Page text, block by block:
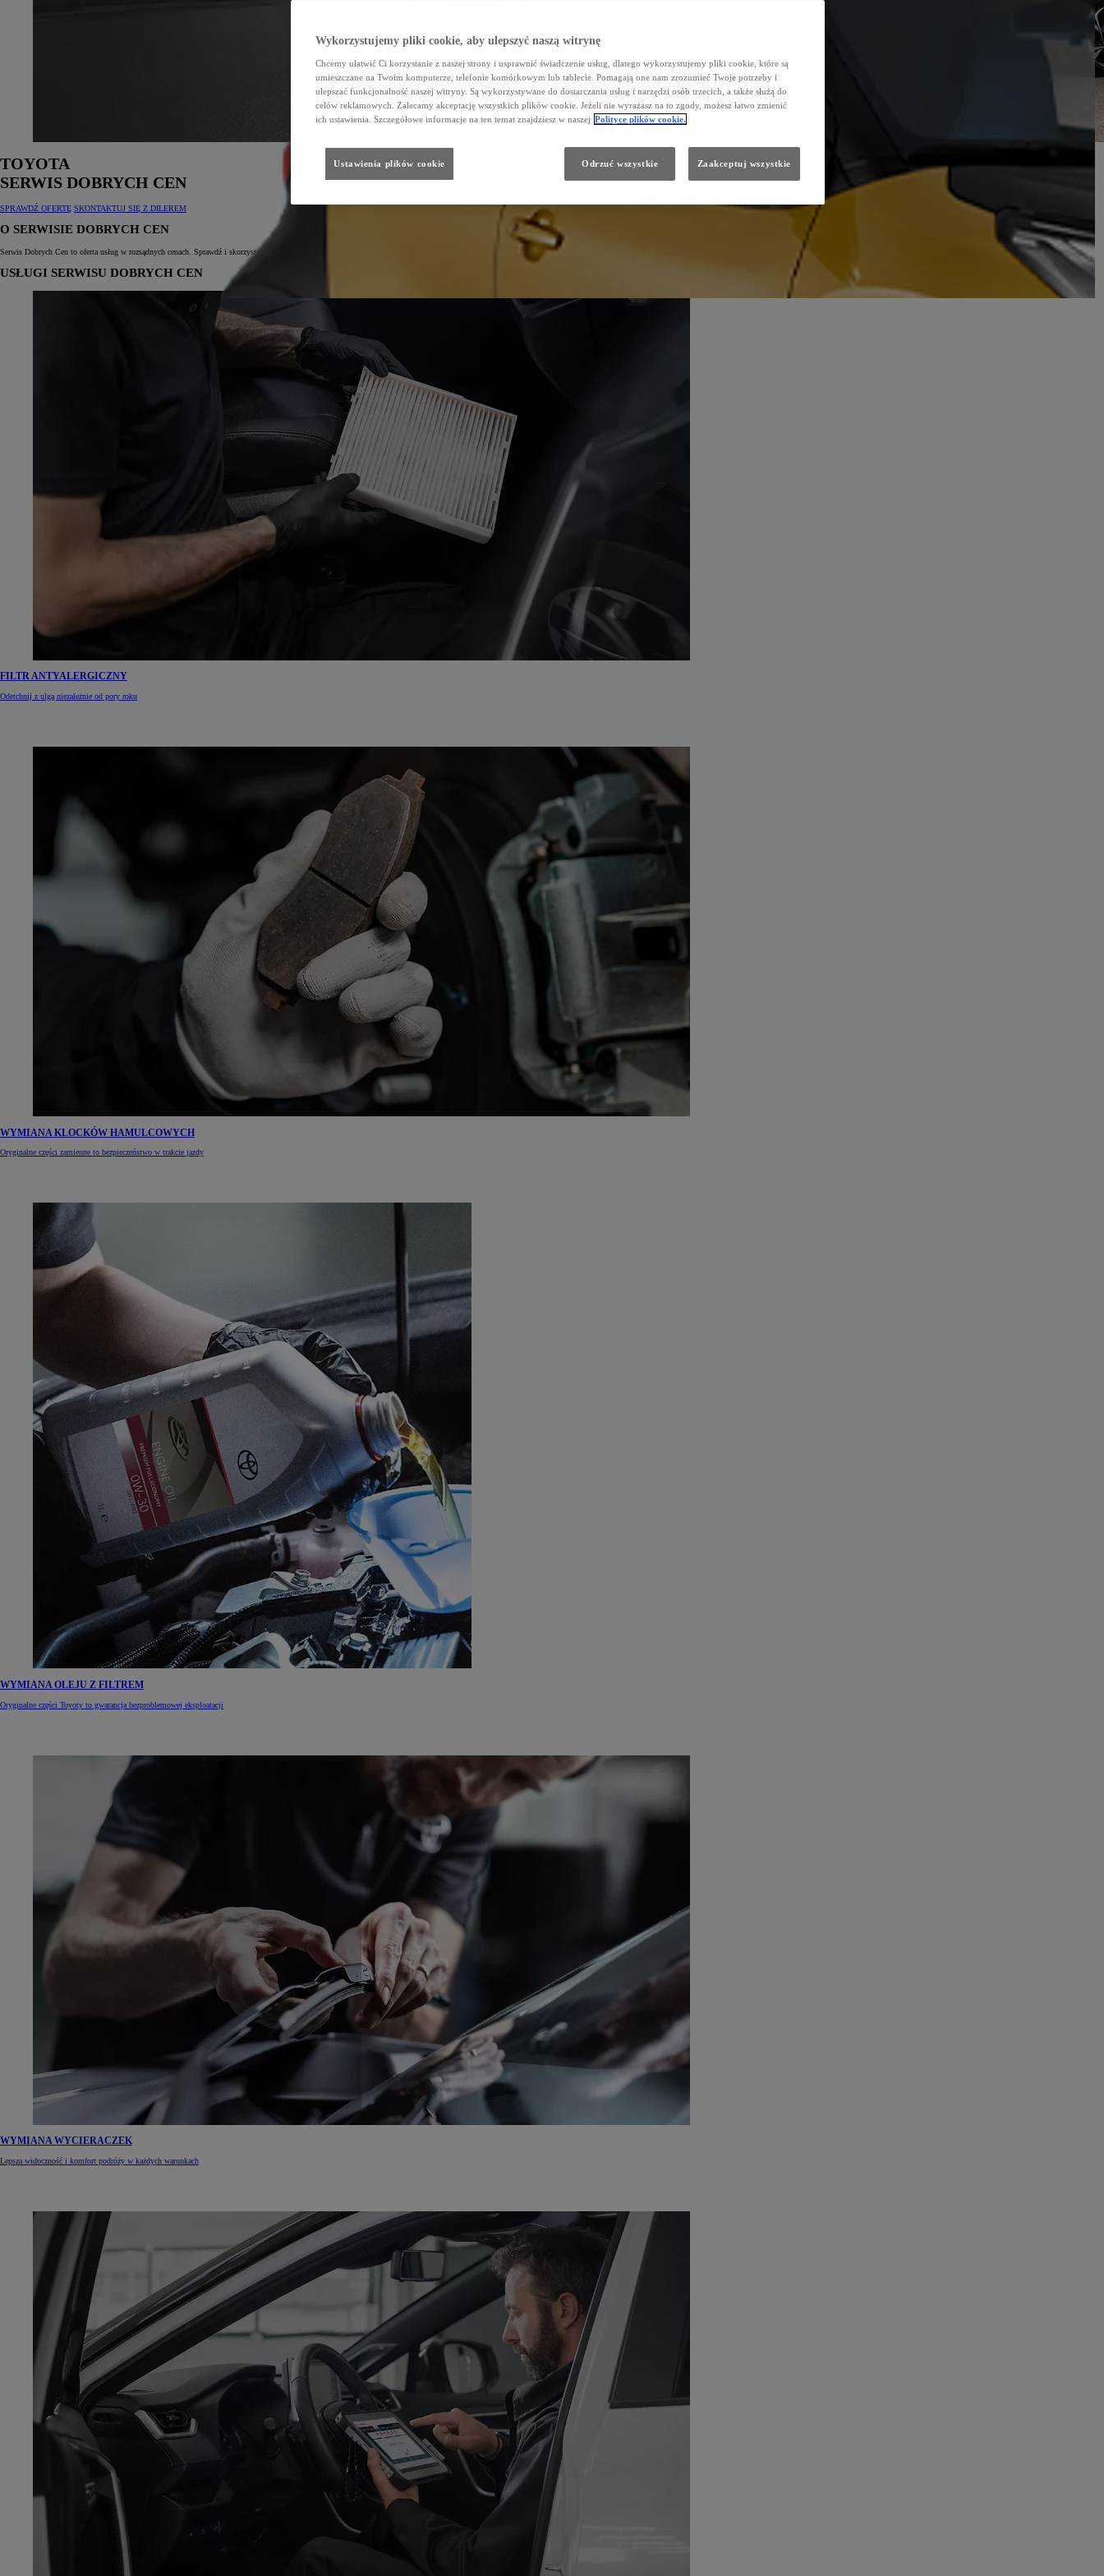
Od
105 300 zł
Corolla Hatchback
TOYOTA
SERWIS DOBRYCH CEN
SPRAWDŹ OFERTĘ SKONTAKTUJ SIĘ Z DILEREM
O SERWISIE DOBRYCH CEN
Serwis Dobrych Cen to oferta usług w rozsądnych cenach. Sprawdź i skorzystaj z usług dla modeli AYGO, Yaris, Auris, Corolla, Avensis, Toyota C‑HR, RAV4, Prius, Land Cruiser, Hilux oraz PROACE.
USŁUGI SERWISU DOBRYCH CEN
FILTR ANTYALERGICZNY
Odetchnij z ulgą niezależnie od pory roku
WYMIANA KLOCKÓW HAMULCOWYCH
Oryginalne części zamienne to bezpieczeństwo w trakcie jazdy
WYMIANA OLEJU Z FILTREM
Oryginalne części Toyoty to gwarancja bezproblemowej eksploatacji
WYMIANA WYCIERACZEK
Lepsza widoczność i komfort podróży w każdych warunkach
Wykorzystujemy pliki cookie, aby ulepszyć naszą witrynę
Chcemy ułatwić Ci korzystanie z naszej strony i usprawnić świadczenie usług, dlatego wykorzystujemy pliki cookie, które są
umieszczane na Twoim komputerze, telefonie komórkowym lub tablecie. Pomagają one nam zrozumieć Twoje potrzeby i
ulepszać funkcjonalność naszej witryny. Są wykorzystywane do dostarczania usług i narzędzi osób trzecich, a także służą do
celów reklamowych. Zalecamy akceptację wszystkich plików cookie. Jeżeli nie wyrażasz na to zgody, możesz łatwo zmienić
ich ustawienia. Szczegółowe informacje na ten temat znajdziesz w naszej Polityce plików cookie.
Ustawienia plików cookie Odrzuć wszystkie Zaakceptuj wszystkie